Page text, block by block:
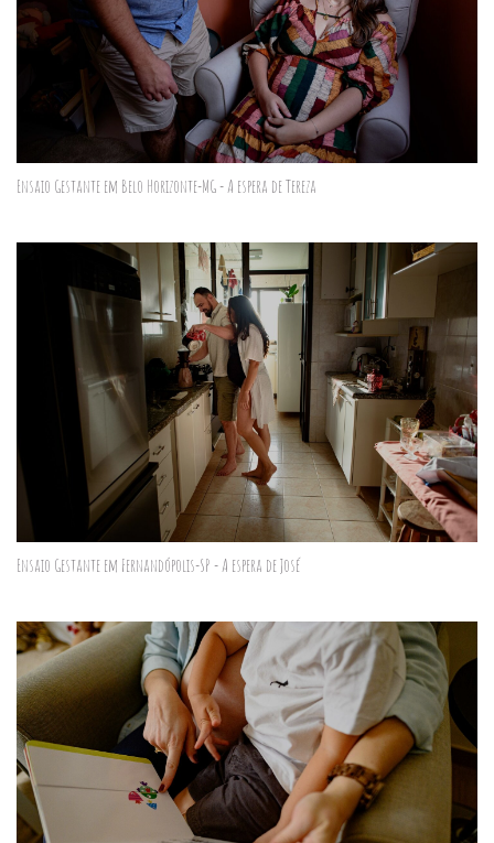
Ensaio Gestante em Belo Horizonte-MG - A espera de Tereza
Ensaio Gestante em Fernandópolis-SP - A espera de José